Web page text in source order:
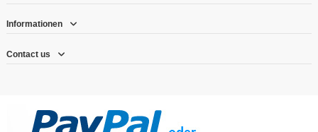
Informationen
Contact us